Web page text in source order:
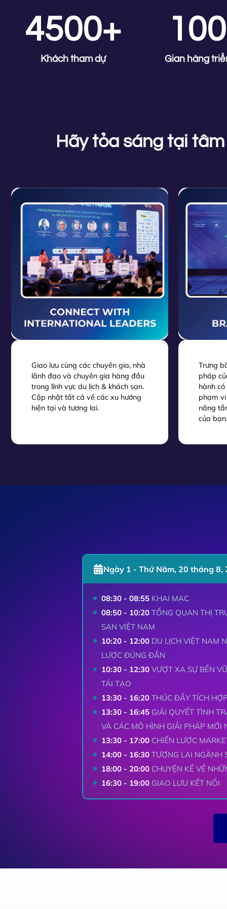
Khách tham dự
4500+
Gian hàng
Hãy tỏa sáng tại
Giao lưu cùng các chuyên gia, nhà
lãnh đạo và chuyên gia hàng đầu
trong lĩnh vực du lịch & khách sạn.
Cập nhật tất cả về các xu hướng
hiện tại và tương lai.
Trưng
pháp
hành
phạm
nâng
của bạn.
Ngày 1 - Thứ Năm, 20 tháng 8,
08:30 - 08:55 KHAI MẠC
08:50 - 10:20 TỔNG QUAN THỊ
SẠN VIỆT NAM
10:20 - 12:00 DU LỊCH VIỆT NAM
LƯỢC ĐÚNG ĐẮN
10:30 - 12:30 VƯỢT XA SỰ BỀN
TÁI TẠO
13:30 - 16:20 THÚC ĐẨY TÍCH
13:30 - 16:45 GIẢI QUYẾT TÌNH
VÀ CÁC MÔ HÌNH GIẢI PHÁP MỚI
13:30 - 17:00 CHIẾN LƯỢC
14:00 - 16:30 TƯƠNG LAI NGÀNH
18:00 - 20:00 CHUYỆN KỂ VỀ
16:30 - 19:00 GIAO LƯU KẾT NỐI